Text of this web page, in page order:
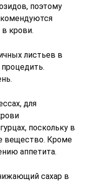
поэтому
в крови.
листьев в
для
поскольку в
вещество. Кроме
аппетита.
сахар в